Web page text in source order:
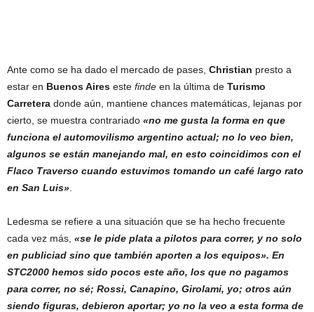
Ante como se ha dado el mercado de pases, Christian presto a
estar en Buenos Aires este finde en la última de Turismo
Carretera donde aún, mantiene chances matemáticas, lejanas por
cierto, se muestra contrariado «no me gusta la forma en que
funciona el automovilismo argentino actual; no lo veo bien,
algunos se están manejando mal, en esto coincidimos con el
Flaco Traverso cuando estuvimos tomando un café largo rato
en San Luis»
Ledesma se refiere a una situación que se ha hecho frecuente
cada vez más, «se le pide plata a pilotos para correr, y no solo
en publiciad sino que también aporten a los equipos». En
STC2000 hemos sido pocos este año, los que no pagamos
para correr, no sé; Rossi, Canapino, Girolami, yo; otros aún
siendo figuras, debieron aportar; yo no la veo a esta forma de